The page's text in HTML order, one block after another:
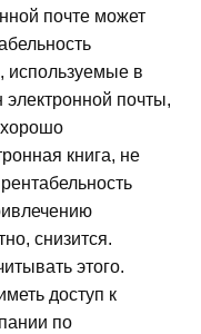
почте может
используемые в
электронной почты,
книга, не
снизится.
этого.
доступ к
по